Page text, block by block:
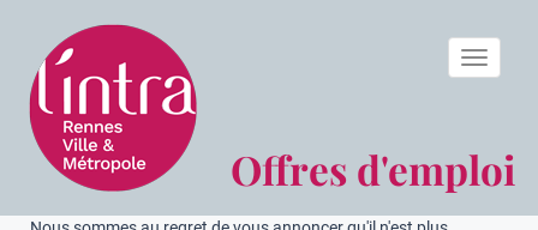
Offres d'emploi
Toggle